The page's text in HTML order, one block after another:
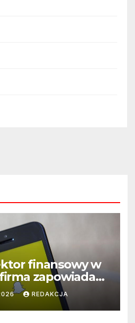
finansowy w
zapowiada
REDAKCJA